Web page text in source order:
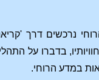
נרכשים דרך
בדברו על
במדע הרוחי.